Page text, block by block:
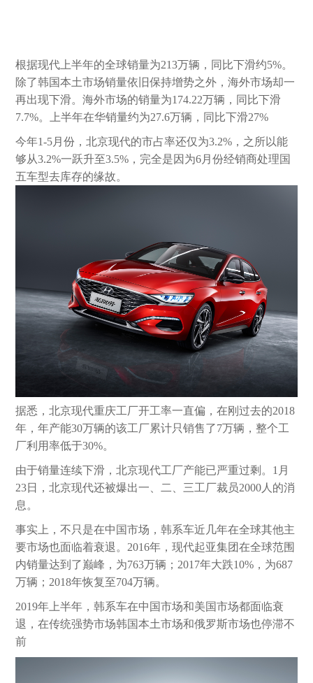
根据现代上半年的全球销量为213万辆，同比下滑约5%。
除了韩国本土市场销量依旧保持增势之外，海外市场却一
再出现下滑。海外市场的销量为174.22万辆，同比下滑
7.7%。上半年在华销量约为27.6万辆，同比下滑27%
今年1-5月份，北京现代的市占率还仅为3.2%，之所以能
够从3.2%一跃升至3.5%，完全是因为6月份经销商处理国
五车型去库存的缘故。
据悉，北京现代重庆工厂开工率一直偏，在刚过去的2018
年，年产能30万辆的该工厂累计只销售了7万辆，整个工
厂利用率低于30%。
由于销量连续下滑，北京现代工厂产能已严重过剩。1月
23日，北京现代还被爆出一、二、三工厂裁员2000人的消
息。
事实上，不只是在中国市场，韩系车近几年在全球其他主
要市场也面临着衰退。2016年，现代起亚集团在全球范围
内销量达到了巅峰，为763万辆；2017年大跌10%，为687
万辆；2018年恢复至704万辆。
2019年上半年，韩系车在中国市场和美国市场都面临衰
退，在传统强势市场韩国本土市场和俄罗斯市场也停滞不
前